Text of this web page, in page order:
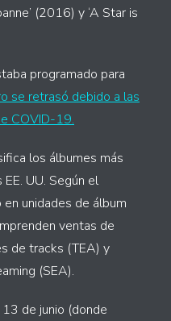
(2016) y ‘A Star is
programado para
se retrasó debido a las
COVID-19.
los álbumes más
UU. Según el
unidades de álbum
ventas de
de tracks (TEA) y
(SEA).
de junio (donde